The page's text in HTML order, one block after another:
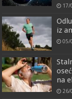
17/
iz
05/
na
26/